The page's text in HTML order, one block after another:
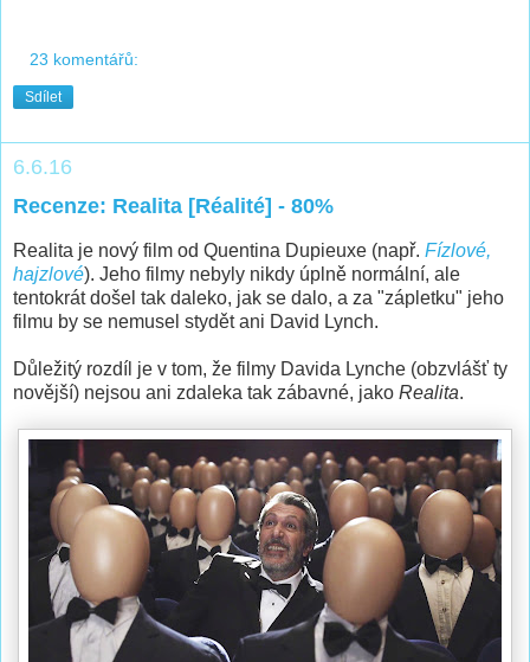
23 komentářů:
Sdílet
6.6.16
Recenze: Realita [Réalité] - 80%
Realita je nový film od Quentina Dupieuxe (např. Fízlové,
hajzlové). Jeho filmy nebyly nikdy úplně normální, ale
tentokrát došel tak daleko, jak se dalo, a za "zápletku" jeho
filmu by se nemusel stydět ani David Lynch.
Důležitý rozdíl je v tom, že filmy Davida Lynche (obzvlášť ty
novější) nejsou ani zdaleka tak zábavné, jako Realita.